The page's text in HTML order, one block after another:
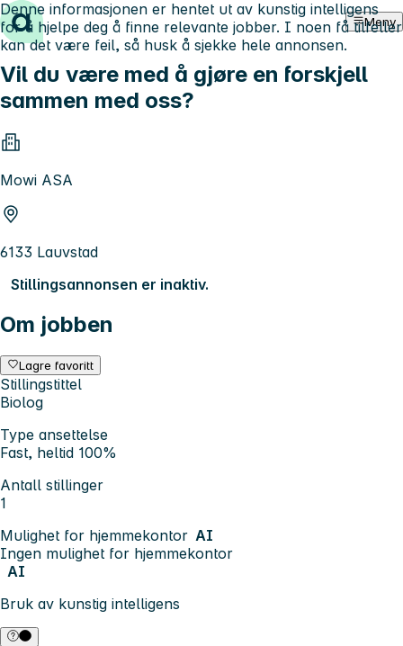
Hopp til innhold Meny
Vil du være med å gjøre en forskjell
sammen med oss?
Mowi ASA
6133 Lauvstad
Stillingsannonsen er inaktiv.
Om jobben
Lagre favoritt
Stillingstittel
Biolog
Type ansettelse
Fast, heltid 100%
Antall stillinger
1
Mulighet for hjemmekontor AI
Ingen mulighet for hjemmekontor
AI
Bruk av kunstig intelligens
Denne informasjonen er hentet ut av kunstig intelligens
for å hjelpe deg å finne relevante jobber. I noen få tilfeller
kan det være feil, så husk å sjekke hele annonsen.